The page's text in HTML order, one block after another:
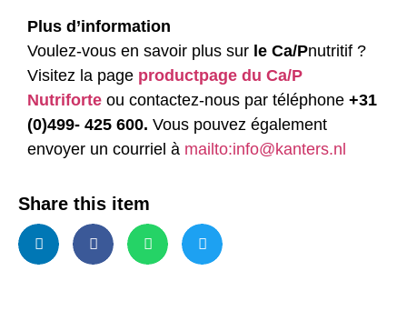
Plus d’information
Voulez-vous en savoir plus sur le Ca/Pnutritif ?
Visitez la page productpage du Ca/P
Nutriforte ou contactez-nous par téléphone +31
(0)499- 425 600. Vous pouvez également
envoyer un courriel à mailto:info@kanters.nl
Share this item